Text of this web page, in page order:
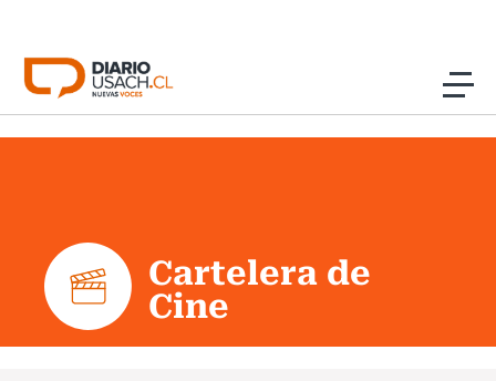
Click acá para ir directamente al contenido
Cultura
Programas Radio y TV Usach
Cartelera de
Cine